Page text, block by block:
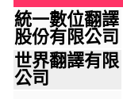
統一數位翻譯
股份有限公司
世界翻譯有限
公司